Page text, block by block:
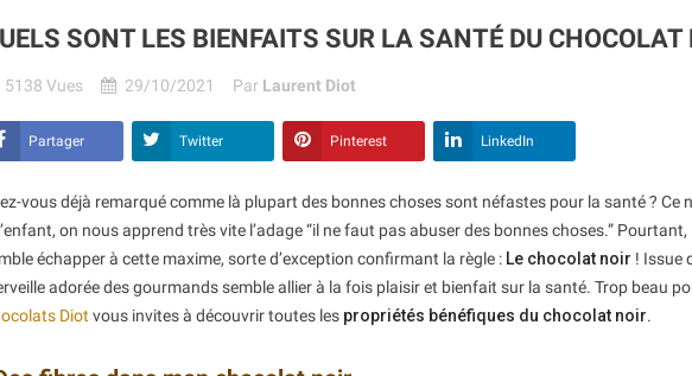
SONT LES BIENFAITS SUR LA SANTÉ DU CHOCOLAT
5138 Vues 29/10/2021 Par Laurent Diot
Partager Twitter Pinterest LinkedIn
vous déjà remarqué comme là plupart des bonnes choses sont néfastes pour la santé ? Ce
on nous apprend très vite l’adage “il ne faut pas abuser des bonnes choses.”
échapper à cette maxime, sorte d’exception confirmant la règle : Le chocolat noir ! Issue
adorée des gourmands semble allier à la fois plaisir et bienfait sur la santé. Trop beau
Diot vous invites à découvrir toutes les propriétés bénéfiques du chocolat noir.